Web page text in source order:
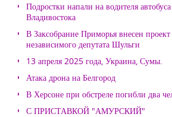
Подростки напали на водителя
Владивостока
В Заксобрание Приморья внесен
независимого депутата Шульги
13 апреля 2025 года, Украина, Сумы.
Атака дрона на Белгород
В Херсоне при обстреле погибли два
С ПРИСТАВКОЙ "АМУРСКИЙ"